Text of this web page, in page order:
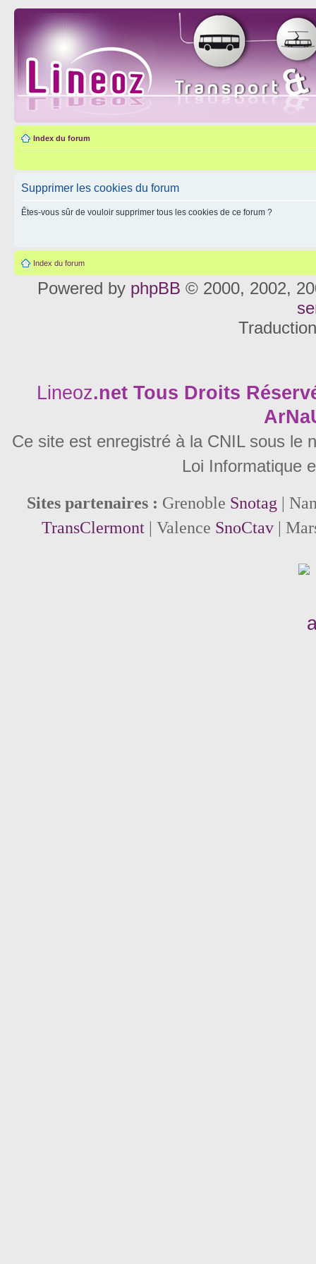
Index du forum
Supprimer les cookies du forum
Êtes-vous sûr de vouloir supprimer tous les cookies de ce forum ?
Index du forum
Powered by phpBB © 2000, 2002,
Lineoz.net Tous Droits
Ce site est enregistré à la CNIL sous le
Loi Informatique
Sites partenaires : Grenoble Snotag |
TransClermont| Valence SnoCtav|